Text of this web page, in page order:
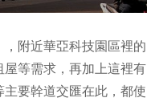
附近華亞科技園區裡的
等需求，再加上這裡有
要幹道交匯在此，都使